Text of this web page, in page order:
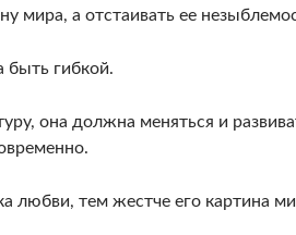
мира, а отстаивать ее
быть гибкой.
она должна меняться и
любви, тем жестче его картина